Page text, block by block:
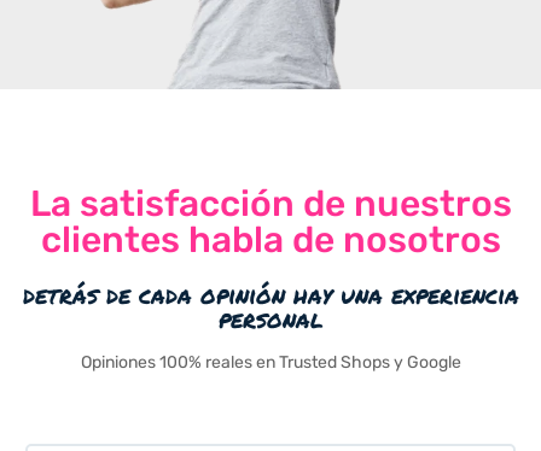
La satisfacción de nuestros
clientes habla de nosotros
detrás de cada opinión hay una experiencia
personal
Opiniones 100% reales en Trusted Shops y Google